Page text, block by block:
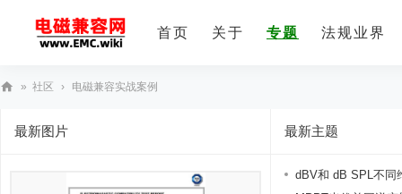
首页 关于 专题 法规业界
» 社区 › 电磁兼容实战案例
最新图片 最新主题
dBV和 dB SPL不同